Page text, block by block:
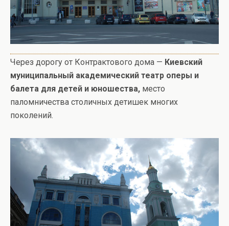
Через дорогу от Контрактового дома — Киевский
муниципальный академический театр оперы и
балета для детей и юношества, место
паломничества столичных детишек многих
поколений.